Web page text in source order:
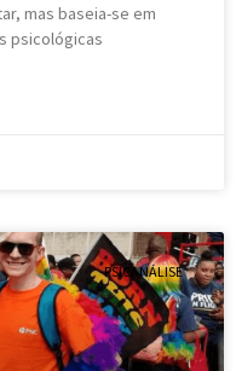
mas baseia-se em
psicológicas
PSICANÁLISE